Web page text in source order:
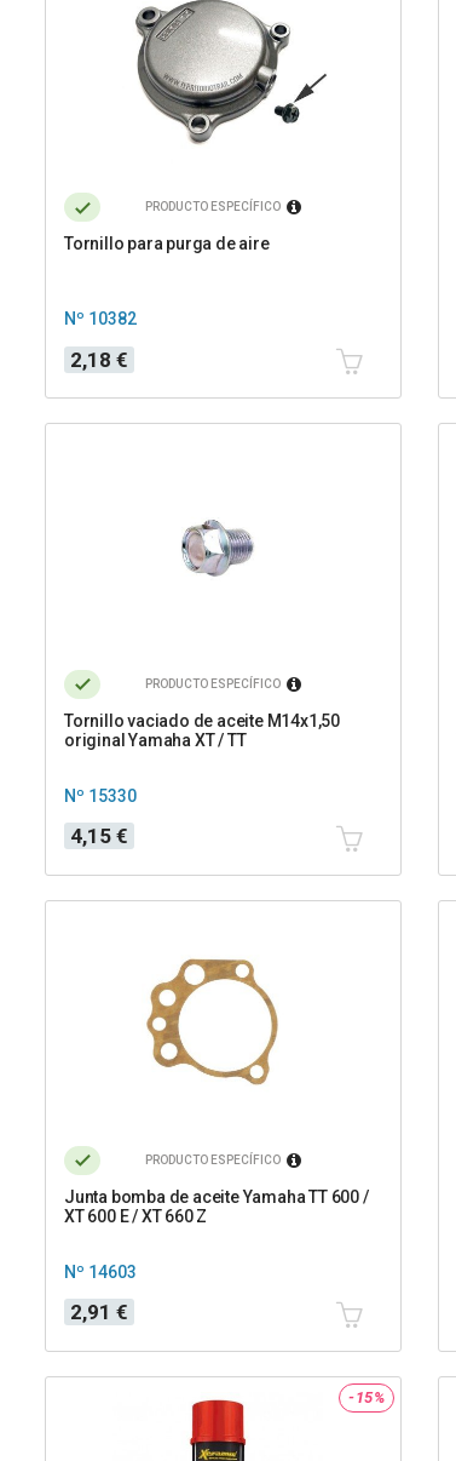
PRODUCTO ESPECÍFICO
Tornillo para purga de aire
Nº 10382
Precio
2,18 €
PRODUCTO ESPECÍFICO
Tornillo vaciado de aceite M14x1,50
original Yamaha XT / TT
Nº 15330
Precio
4,15 €
PRODUCTO ESPECÍFICO
Junta bomba de aceite Yamaha TT 600 /
XT 600 E / XT 660 Z
Nº 14603
Precio
2,91 €
-15%